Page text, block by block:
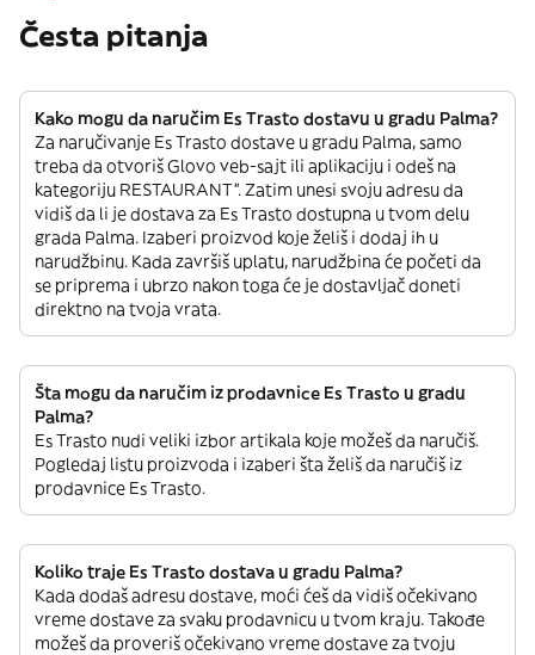
Česta pitanja
Kako mogu da naručim Es Trasto dostavu u gradu Palma?
Za naručivanje Es Trasto dostave u gradu Palma, samo
treba da otvoriš Glovo veb-sajt ili aplikaciju i odeš na
kategoriju RESTAURANT”. Zatim unesi svoju adresu da
vidiš da li je dostava za Es Trasto dostupna u tvom delu
grada Palma. Izaberi proizvod koje želiš i dodaj ih u
narudžbinu. Kada završiš uplatu, narudžbina će početi da
se priprema i ubrzo nakon toga će je dostavljač doneti
direktno na tvoja vrata.
Šta mogu da naručim iz prodavnice Es Trasto u gradu
Palma?
Es Trasto nudi veliki izbor artikala koje možeš da naručiš.
Pogledaj listu proizvoda i izaberi šta želiš da naručiš iz
prodavnice Es Trasto.
Koliko traje Es Trasto dostava u gradu Palma?
Kada dodaš adresu dostave, moći ćeš da vidiš očekivano
vreme dostave za svaku prodavnicu u tvom kraju. Takođe
možeš da proveriš očekivano vreme dostave za tvoju